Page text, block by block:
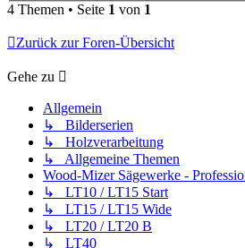
4 Themen • Seite 1 von 1
Zurück zur Foren-Übersicht
Gehe zu
Allgemein
↳ Bilderserien
↳ Holzverarbeitung
↳ Allgemeine Themen
Wood-Mizer Sägewerke -
↳ LT10 / LT15 Start
↳ LT15 / LT15 Wide
↳ LT20 / LT20 B
↳ LT40